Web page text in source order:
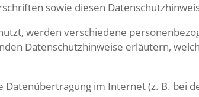
sowie diesen
werden verschiedene
Datenschutzhinweise erläutern,
Datenübertragung im Internet (z. B. bei